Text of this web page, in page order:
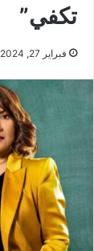
تكفي”
فبراير 27, 2024